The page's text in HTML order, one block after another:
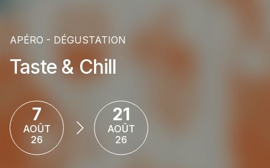
APÉRO - DÉGUSTATION
Taste & Chill
7
AOÛT
26
21
AOÛT
26